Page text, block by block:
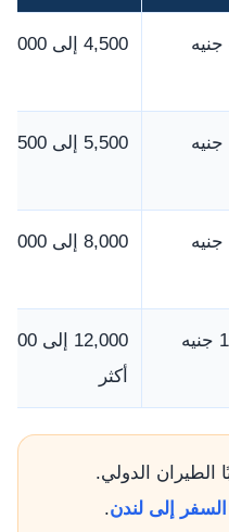
2,800 إلى 4,500 جنيه
4,500 إلى 7,000 جنيه
3,500 إلى 5,500 جنيه
5,500 إلى 8,500 جنيه
8,000 إلى 12,000 جنيه
أكثر
الطيران الدولي.
إلى لندن.